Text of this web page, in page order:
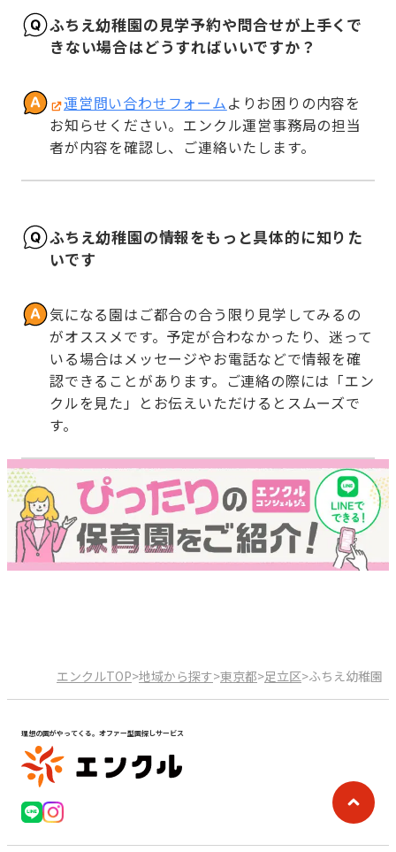
ふちえ幼稚園の見学予約や問合せが上手くで
きない場合はどうすればいいですか？
運営問い合わせフォームよりお困りの内容を
お知らせください。エンクル運営事務局の担当
者が内容を確認し、ご連絡いたします。
ふちえ幼稚園の情報をもっと具体的に知りた
いです
気になる園はご都合の合う限り見学してみるの
がオススメです。予定が合わなかったり、迷って
いる場合はメッセージやお電話などで情報を確
認できることがあります。ご連絡の際には「エン
クルを見た」とお伝えいただけるとスムーズで
す。
エンクルTOP>地域から探す>東京都>足立区>ふちえ幼稚園
理想の園がやってくる。オファー型園探しサービス